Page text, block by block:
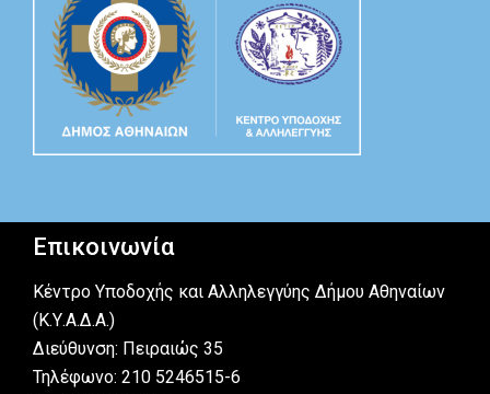
Επικοινωνία
Κέντρο Υποδοχής και Αλληλεγγύης Δήμου Αθηναίων
(Κ.Υ.Α.Δ.Α.)
Διεύθυνση: Πειραιώς 35
Τηλέφωνο: 210 5246515-6